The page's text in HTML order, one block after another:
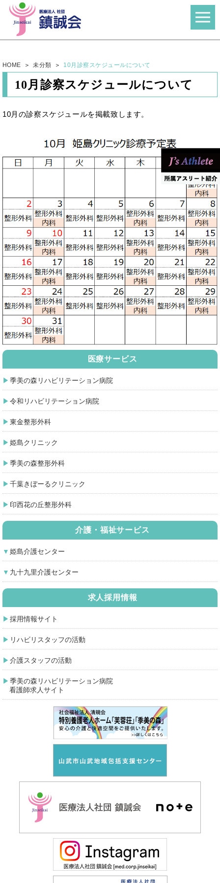
HOME 未分類 10月診察スケジュールについて
10月診察スケジュールについて
10月の診察スケジュールを掲載致します。
医療サービス
季美の森リハビリテーション病院
令和リハビリテーション病院
東金整形外科
姫島クリニック
季美の森整形外科
千葉きぼーるクリニック
印西花の丘整形外科
介護・福祉サービス
姫島介護センター
九十九里介護センター
求人採用情報
採用情報サイト
リハビリスタッフの活動
介護スタッフの活動
季美の森リハビリテーション病院
看護師求人サイト